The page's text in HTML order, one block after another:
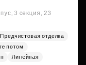
3 секция, 23
Предчистовая отделка
потом
Линейная